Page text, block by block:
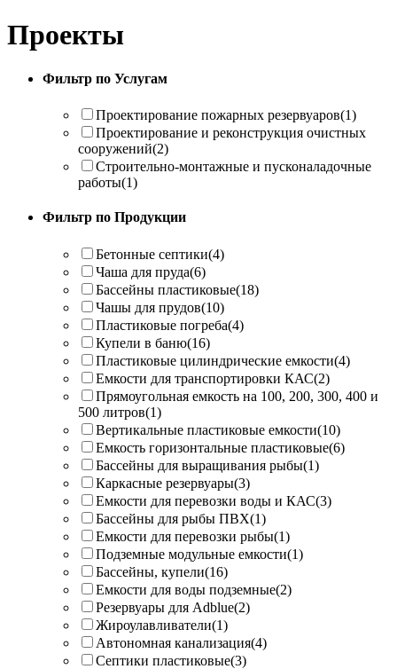
Проекты
Фильтр по Услугам
Проектирование пожарных резервуаров(1)
Проектирование и реконструкция очистных
сооружений(2)
Строительно-монтажные и пусконаладочные
работы(1)
Фильтр по Продукции
Бетонные септики(4)
Чаша для пруда(6)
Бассейны пластиковые(18)
Чашы для прудов(10)
Пластиковые погреба(4)
Купели в баню(16)
Пластиковые цилиндрические емкости(4)
Емкости для транспортировки КАС(2)
Прямоугольная емкость на 100, 200, 300, 400 и
500 литров(1)
Вертикальные пластиковые емкости(10)
Емкость горизонтальные пластиковые(6)
Бассейны для выращивания рыбы(1)
Каркасные резервуары(3)
Емкости для перевозки воды и КАС(3)
Бассейны для рыбы ПВХ(1)
Емкости для перевозки рыбы(1)
Подземные модульные емкости(1)
Бассейны, купели(16)
Емкости для воды подземные(2)
Резервуары для Adblue(2)
Жироулавливатели(1)
Автономная канализация(4)
Септики пластиковые(3)